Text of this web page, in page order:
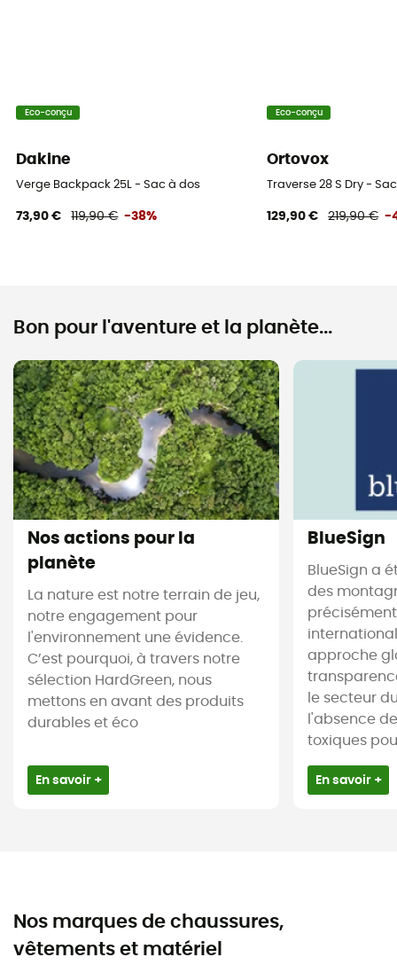
Eco-conçu
Dakine
Verge Backpack 25L - Sac à dos
73,90 € 119,90 € -38%
Eco-conçu
Ortovox
Traverse 28 S Dry -
129,90 € 219,90 € -
Bon pour l'aventure et la planète...
Nos actions pour la
planète
La nature est notre terrain de jeu,
notre engagement pour
l'environnement une évidence.
C’est pourquoi, à travers notre
sélection HardGreen, nous
mettons en avant des produits
durables et éco
En savoir +
BlueSign
BlueSign a
des
approche
le secteur
l'absence
toxiques
En savoir +
Nos marques de chaussures,
vêtements et matériel